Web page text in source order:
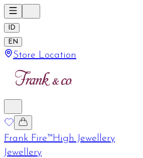
ID
EN
Store Location
Frank Fire™High Jewellery
Jewellery